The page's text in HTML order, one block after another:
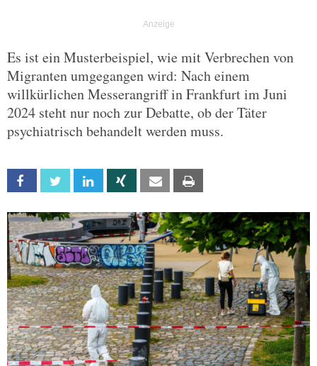
Es ist ein Musterbeispiel, wie mit Verbrechen von
Migranten umgegangen wird: Nach einem
willkürlichen Messerangriff in Frankfurt im Juni
2024 steht nur noch zur Debatte, ob der Täter
psychiatrisch behandelt werden muss.
Facebook Twitter Linkedin Xing Email